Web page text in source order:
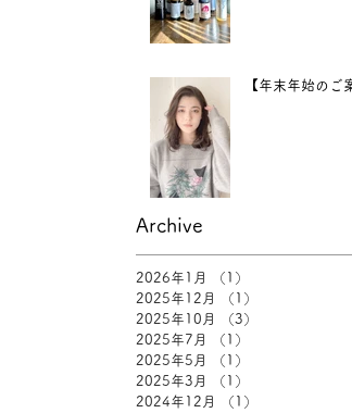
【年末年始のご
Archive
2026年1月 （1）
2025年12月
（1）
2025年10月
（3）
2025年7月
（1）
2025年5月
（1）
2025年3月
（1）
2024年12月
（1）